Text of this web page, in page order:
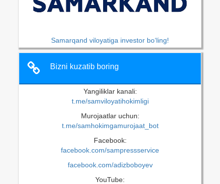
Samarqand viloyatiga investor bo‘ling!
Bizni kuzatib boring
Yangiliklar kanali:
t.me/samviloyatihokimligi
Murojaatlar uchun:
t.me/samhokimgamurojaat_bot
Facebook:
facebook.com/sampressservice
facebook.com/adizboboyev
YouTube: